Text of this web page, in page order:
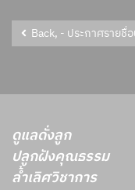
ดูแลดั่งลูก
ปลูกฝังคุณธรรม
ล้ำเลิศวิชาการ